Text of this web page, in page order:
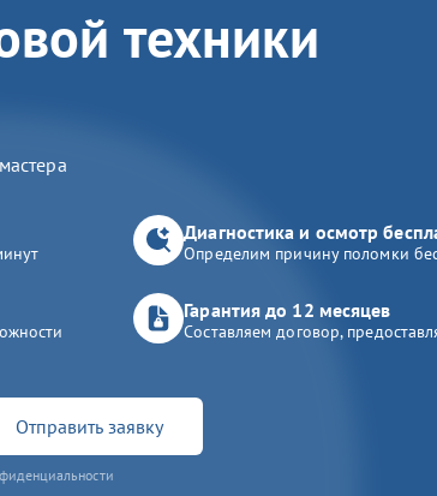
техники
Диагностика и осмотр
Определим причину поломки
Гарантия до 12 месяцев
Составляем договор,
Отправить заявку